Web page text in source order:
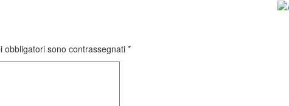
obbligatori sono contrassegnati *